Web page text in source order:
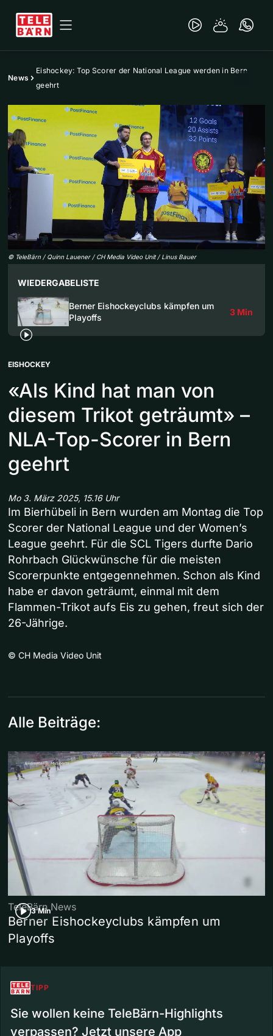
News
Eishockey: Top Scorer der National League werden in Bern
geehrt
© TeleBärn / Quinn Lauener / CH Media Video Unit / Linus Bauer
WIEDERGABELISTE
Berner Eishockeyclubs kämpfen um
Playoffs
3 Min
EISHOCKEY
«Als Kind hat man von
diesem Trikot geträumt» –
NLA-Top-Scorer in Bern
geehrt
Mo 3. März 2025, 15.16 Uhr
Im Bierhübeli in Bern wurden am Montag die Top
Scorer der National League und der Women’s
League geehrt. Für die SCL Tigers durfte Dario
Rohrbach Glückwünsche für die meisten
Scorerpunkte entgegennehmen. Schon als Kind
habe er davon geträumt, einmal mit dem
Flammen-Trikot aufs Eis zu gehen, freut sich der
26-Jährige.
© CH Media Video Unit
Alle Beiträge:
3 Min
TeleBärn News
Berner Eishockeyclubs kämpfen um
Playoffs
TIPP
Sie wollen keine TeleBärn-Highlights
verpassen? Jetzt unsere App